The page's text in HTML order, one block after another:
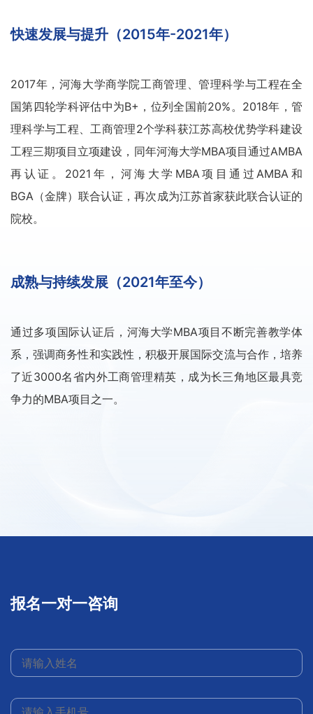
快速发展与提升（2015年-2021年）
2017年，河海大学商学院工商管理、管理科学与工程在全
国第四轮学科评估中为B+，位列全国前20%。2018年，管
理科学与工程、工商管理2个学科获江苏高校优势学科建设
工程三期项目立项建设，同年河海大学MBA项目通过AMBA
再认证。2021年，河海大学MBA项目通过AMBA和
BGA（金牌）联合认证，再次成为江苏首家获此联合认证的
院校。
成熟与持续发展（2021年至今）
通过多项国际认证后，河海大学MBA项目不断完善教学体
系，强调商务性和实践性，积极开展国际交流与合作，培养
了近3000名省内外工商管理精英，成为长三角地区最具竞
争力的MBA项目之一。
报名一对一咨询